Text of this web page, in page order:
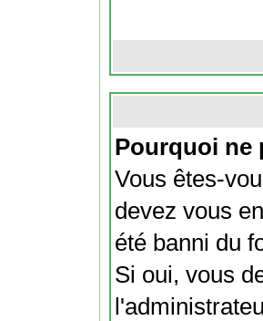
Pourquoi ne
Vous êtes-
devez vous
été banni du
Si oui, vous